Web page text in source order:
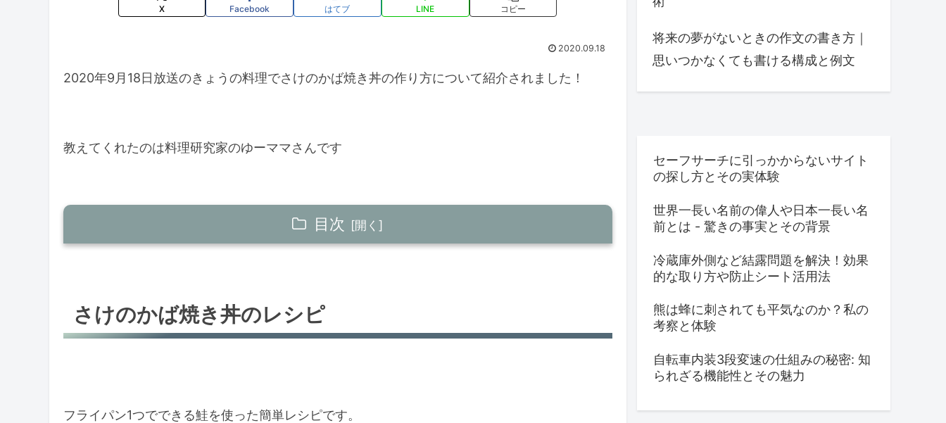
X Facebook はてブ LINE コピー
2020.09.18
2020年9月18日放送のきょうの料理でさけのかば焼き丼の作り方について紹介されました！
教えてくれたのは料理研究家のゆーママさんです
目次
さけのかば焼き丼の作り方
さけのかば焼き丼のレシピ
フライパン1つでできる鮭を使った簡単レシピです。
将来の夢がないときの作文の書き方｜
思いつかなくても書ける構成と例文
セーフサーチに引っかからないサイト
の探し方とその実体験
世界一長い名前の偉人や日本一長い名
前とは - 驚きの事実とその背景
冷蔵庫外側など結露問題を解決！効果
的な取り方や防止シート活用法
熊は蜂に刺されても平気なのか？私の
考察と体験
自転車内装3段変速の仕組みの秘密: 知
られざる機能性とその魅力